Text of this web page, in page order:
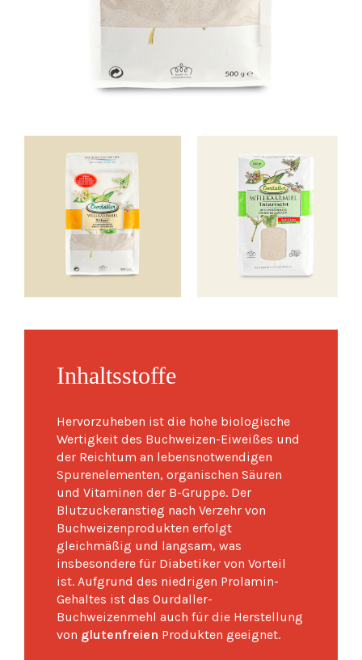
Inhaltsstoffe
Hervorzuheben ist die hohe biologische
Wertigkeit des Buchweizen-Eiweißes und
der Reichtum an lebensnotwendigen
Spurenelementen, organischen Säuren
und Vitaminen der B-Gruppe. Der
Blutzuckeranstieg nach Verzehr von
Buchweizenprodukten erfolgt
gleichmäßig und langsam, was
insbesondere für Diabetiker von Vorteil
ist. Aufgrund des niedrigen Prolamin-
Gehaltes ist das Ourdaller-
Buchweizenmehl auch für die Herstellung
von glutenfreien Produkten geeignet.